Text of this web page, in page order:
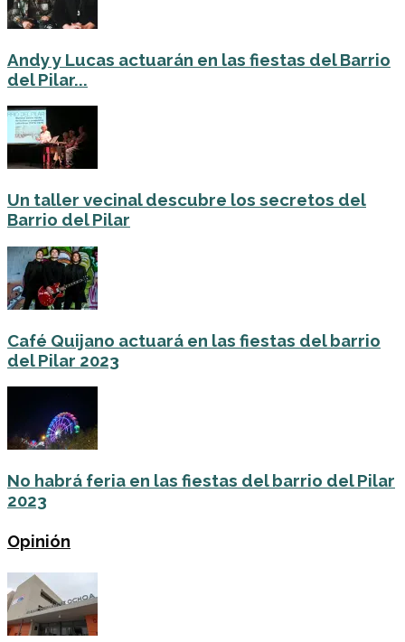
Andy y Lucas actuarán en las fiestas del Barrio
del Pilar...
Un taller vecinal descubre los secretos del
Barrio del Pilar
Café Quijano actuará en las fiestas del barrio
del Pilar 2023
No habrá feria en las fiestas del barrio del Pilar
2023
Opinión